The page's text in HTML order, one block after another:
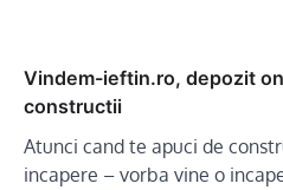
Vindem-ieftin.ro, depozit
constructii
Atunci cand te apuci de
incapere – vorba vine o